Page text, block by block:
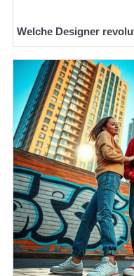
Welche Designer